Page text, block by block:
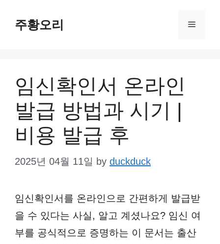
주황오리 Menu
임신확인서 온라인
발급 방법과 시기 |
비용 발급 후
2025년 04월 11일 by duckduck
임신확인서를 온라인으로 간편하게 발급받
을 수 있다는 사실, 알고 계셨나요? 임신 여
부를 공식적으로 증명하는 이 문서는 출산